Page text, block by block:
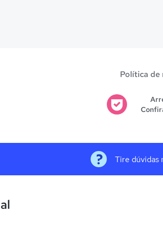
Política de
Tire dúvidas